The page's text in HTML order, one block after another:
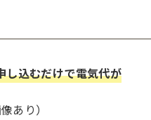
し込むだけで電気代が
あり）